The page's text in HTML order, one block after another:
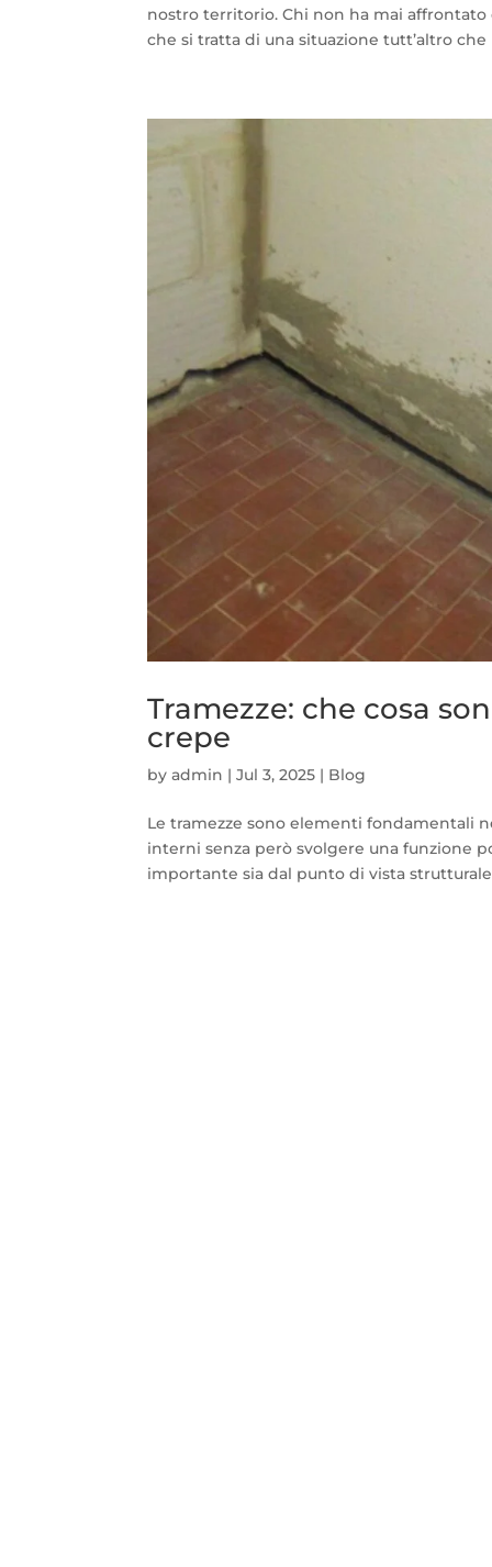
nostro territorio. Chi non ha mai
che si tratta di una situazione tutt’altro che
Tramezze: che cosa
crepe
byadmin |Jul 3, 2025 | Blog
Le tramezze sono elementi fondamentali
interni senza però svolgere una funzione
importante sia dal punto di vista strutturale